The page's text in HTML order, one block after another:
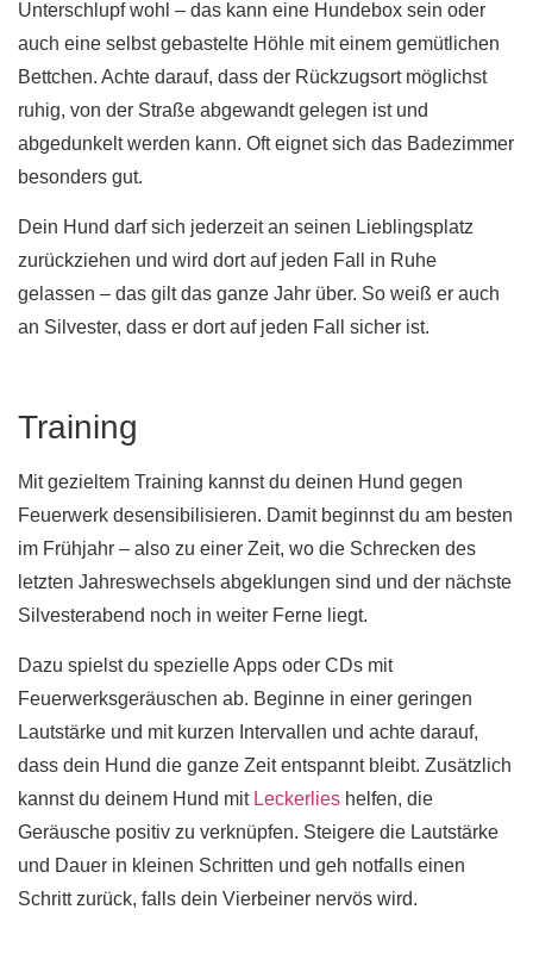
Unterschlupf wohl – das kann eine Hundebox sein oder
auch eine selbst gebastelte Höhle mit einem gemütlichen
Bettchen. Achte darauf, dass der Rückzugsort möglichst
ruhig, von der Straße abgewandt gelegen ist und
abgedunkelt werden kann. Oft eignet sich das Badezimmer
besonders gut.
Dein Hund darf sich jederzeit an seinen Lieblingsplatz
zurückziehen und wird dort auf jeden Fall in Ruhe
gelassen – das gilt das ganze Jahr über. So weiß er auch
an Silvester, dass er dort auf jeden Fall sicher ist.
Training
Mit gezieltem Training kannst du deinen Hund gegen
Feuerwerk desensibilisieren. Damit beginnst du am besten
im Frühjahr – also zu einer Zeit, wo die Schrecken des
letzten Jahreswechsels abgeklungen sind und der nächste
Silvesterabend noch in weiter Ferne liegt.
Dazu spielst du spezielle Apps oder CDs mit
Feuerwerksgeräuschen ab. Beginne in einer geringen
Lautstärke und mit kurzen Intervallen und achte darauf,
dass dein Hund die ganze Zeit entspannt bleibt. Zusätzlich
kannst du deinem Hund mit Leckerlies helfen, die
Geräusche positiv zu verknüpfen. Steigere die Lautstärke
und Dauer in kleinen Schritten und geh notfalls einen
Schritt zurück, falls dein Vierbeiner nervös wird.